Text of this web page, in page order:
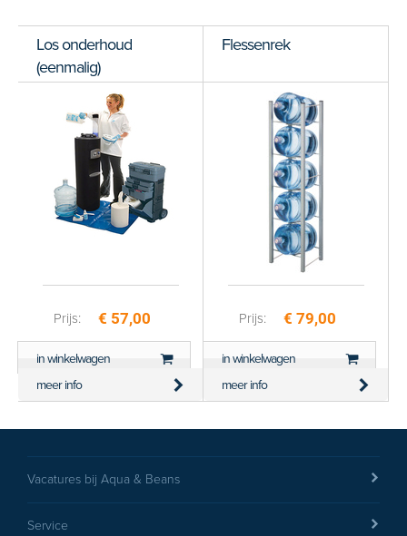
1 2 3
Type de karakters die je in de afbeelding ziet
versturen
Los onderhoud
(eenmalig)
flessencooler
Prijs: € 57,00
in winkelwagen
meer info
Flessenrek
Prijs: € 79,00
in winkelwagen
meer info
Vacatures bij Aqua & Beans
Service